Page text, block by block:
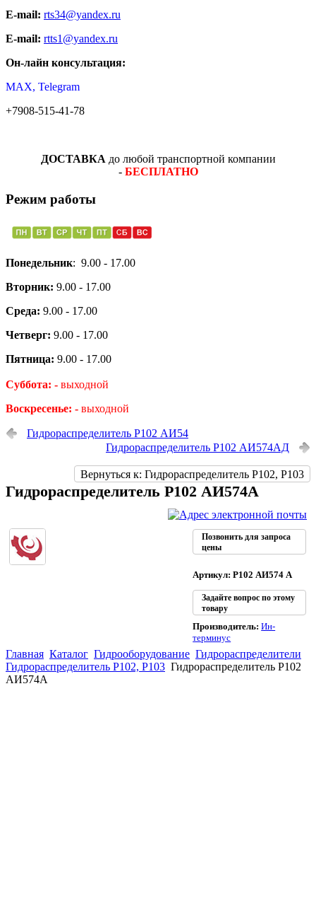
E-mail: rts34@yandex.ru
E-mail: rtts1@yandex.ru
Он-лайн консультация:
MAX, Telegram
+7908-515-41-78
ДОСТАВКА до любой транспортной компании
- БЕСПЛАТНО
Режим работы
Понедельник: 9.00 - 17.00
Вторник: 9.00 - 17.00
Среда: 9.00 - 17.00
Четверг: 9.00 - 17.00
Пятница: 9.00 - 17.00
Суббота: - выходной
Воскресенье: - выходной
Гидрораспределитель Р102 АИ54
Гидрораспределитель Р102 АИ574АД
Вернуться к: Гидрораспределитель Р102, Р103
Гидрораспределитель Р102 АИ574А
Позвонить для запроса
цены
Артикул: Р102 АИ574 А
Задайте вопрос по этому
товару
Производитель:Ин-
терминус
Главная Каталог Гидрооборудование Гидрораспределители
Гидрораспределитель Р102, Р103 Гидрораспределитель Р102
АИ574А